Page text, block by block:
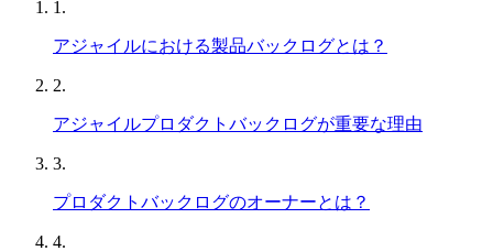
1.
アジャイルにおける製品バックログとは？
2.
アジャイルプロダクトバックログが重要な理由
3.
プロダクトバックログのオーナーとは？
4.